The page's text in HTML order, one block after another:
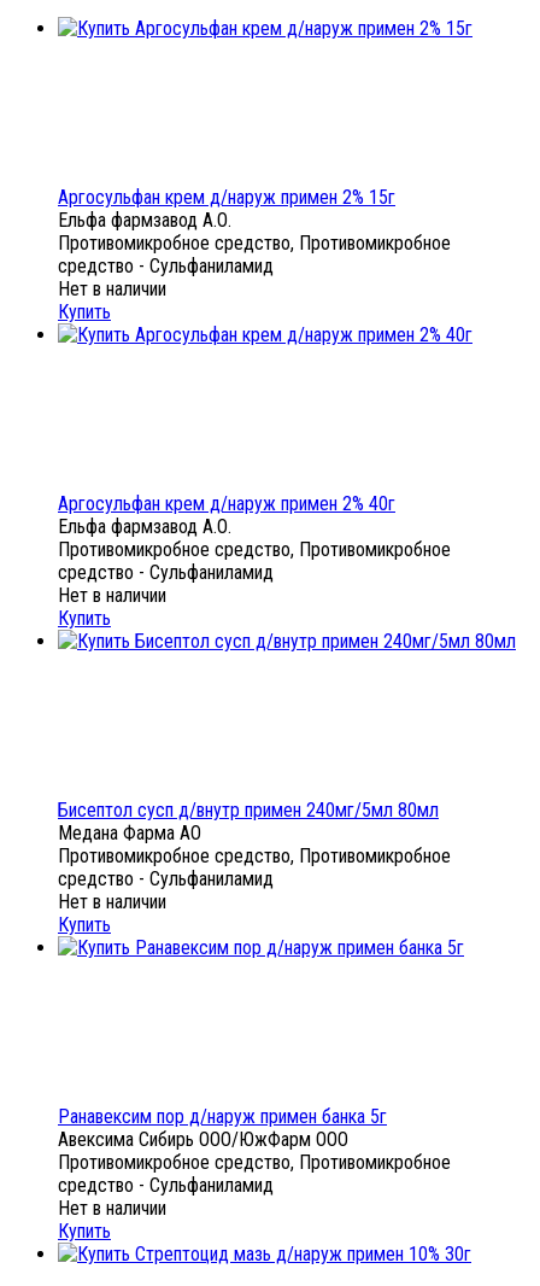
Аргосульфан крем д/наруж примен 2% 15г
Ельфа фармзавод А.О.
Противомикробное средство, Противомикробное
средство - Сульфаниламид
Нет в наличии
Купить
Аргосульфан крем д/наруж примен 2% 40г
Ельфа фармзавод А.О.
Противомикробное средство, Противомикробное
средство - Сульфаниламид
Нет в наличии
Купить
Бисептол сусп д/внутр примен 240мг/5мл 80мл
Медана Фарма АО
Противомикробное средство, Противомикробное
средство - Сульфаниламид
Нет в наличии
Купить
Ранавексим пор д/наруж примен банка 5г
Авексима Сибирь ООО/ЮжФарм ООО
Противомикробное средство, Противомикробное
средство - Сульфаниламид
Нет в наличии
Купить